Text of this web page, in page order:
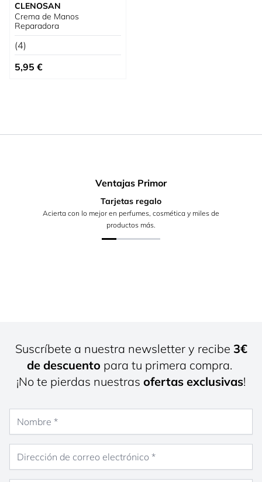
CLENOSAN
Crema de Manos
Reparadora
(4)
5,95 €
Ventajas Primor
Tarjetas regalo
Acierta con lo mejor en perfumes, cosmética y miles de
productos más.
Suscríbete a nuestra newsletter y recibe 3€
de descuento para tu primera compra.
¡No te pierdas nuestras ofertas exclusivas!